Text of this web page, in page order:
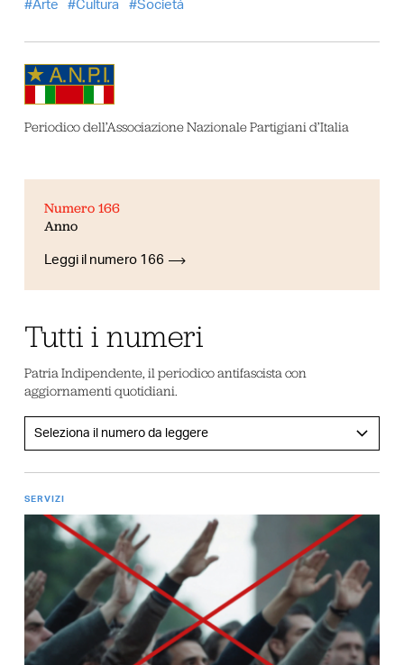
Arte Cultura Società
Periodico dell’Associazione Nazionale Partigiani d’Italia
Numero 166
Anno
Leggi il numero 166
Tutti i numeri
Patria Indipendente, il periodico antifascista con
aggiornamenti quotidiani.
SERVIZI